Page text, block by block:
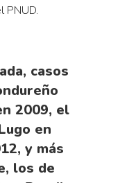
PNUD.
casos
2009, el
en
y más
los de